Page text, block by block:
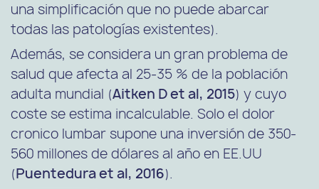
una simplificación que no puede abarcar
todas las patologías existentes).
Además, se considera un gran problema de
salud que afecta al 25-35 % de la población
adulta mundial (Aitken D et al, 2015) y cuyo
coste se estima incalculable. Solo el dolor
cronico lumbar supone una inversión de 350-
560 millones de dólares al año en EE.UU
(Puentedura et al, 2016).